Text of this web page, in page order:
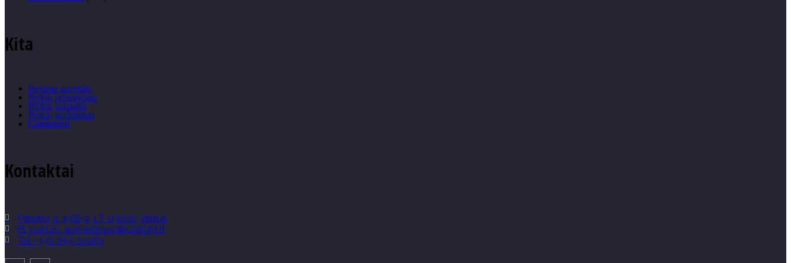
Kita
Pirkimo taisyklės
Prekių pristatymas
Prekių garantija
Prekių grąžinimas
Gamintojai
Kontaktai
Panerių g. 45B-9, LT-03202, Vilnius
El. paštas: apsvietimas@justlight.lt
Tel. +370 655 29065